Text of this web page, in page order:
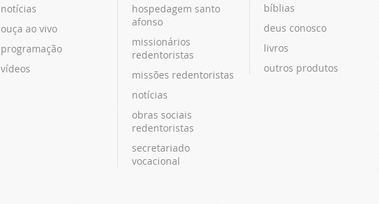
notícias
ouça ao vivo
programação
vídeos
hospedagem santo
afonso
missionários
redentoristas
missões redentoristas
notícias
obras sociais
redentoristas
secretariado
vocacional
bíblias
deus conosco
livros
outros produtos